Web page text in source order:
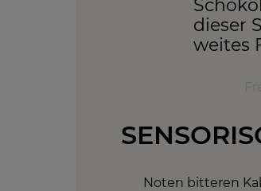
dieser
weites
Noten bitteren